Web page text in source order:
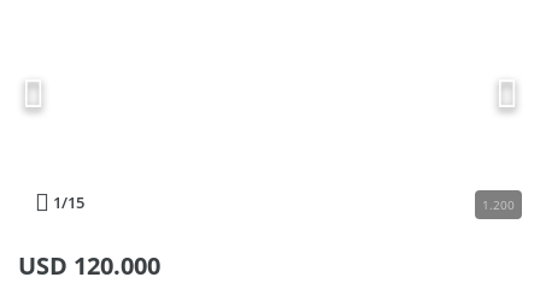
1/15 1.200
USD 120.000